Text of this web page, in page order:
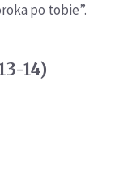
po tobie”.
14)